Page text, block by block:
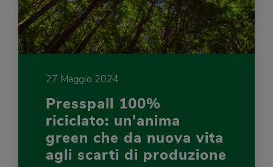
27 Maggio 2024
Presspall 100%
riciclato: un'anima
green che da nuova vita
agli scarti di produzione